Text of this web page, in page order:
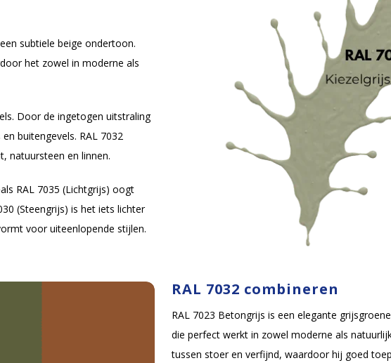
subtiele beige ondertoon.
het zowel in moderne als
Door de ingetogen uitstraling
buitengevels. RAL 7032
natuursteen en linnen.
RAL 7035 (Lichtgrijs) oogt
(Steengrijs) is het iets lichter
voor uiteenlopende stijlen.
RAL 7032 combineren
RAL 7023 Betongrijs is een elegante
die perfect werkt in zowel moderne als
tussen stoer en verfijnd, waardoor hij goed